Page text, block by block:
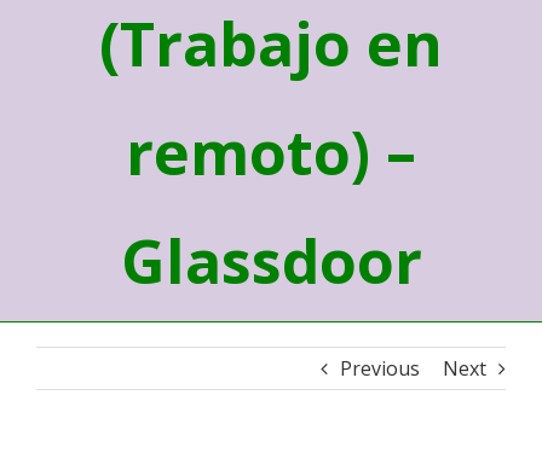
(Trabajo en
remoto) –
Glassdoor
Previous Next